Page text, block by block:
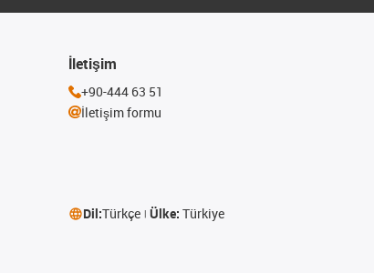
İletişim
+90-444 63 51
İletişim formu
Dil:Türkçe Ülke: Türkiye